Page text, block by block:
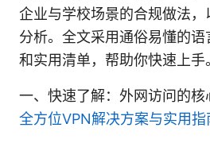
企业与学校场景的合规做法
分析。全文采用通俗易懂的
和实用清单，帮助你快速上手
一、快速了解：外网访问的核
全方位VPN解决方案与实用